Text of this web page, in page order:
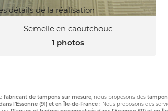
détails de la réalisation
Semelle en caoutchouc
1 photos
fabricant de tampons sur mesure, nous proposons des
l’Essonne (91) et en Île-de-France : Nous proposons des